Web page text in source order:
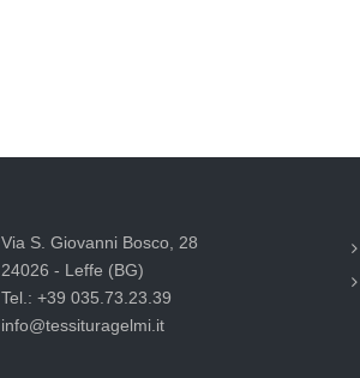
Via S. Giovanni Bosco, 28
24026 - Leffe (BG)
Tel.: +39 035.73.23.39
info@tessituragelmi.it